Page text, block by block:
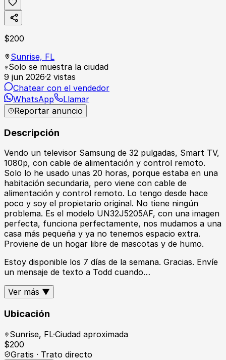
$200
Sunrise, FL
Solo se muestra la ciudad
9 jun 2026·2 vistas
Chatear con el vendedor
WhatsApp
Llamar
Reportar anuncio
Descripción
Vendo un televisor Samsung de 32 pulgadas, Smart TV,
1080p, con cable de alimentación y control remoto.
Solo lo he usado unas 20 horas, porque estaba en una
habitación secundaria, pero viene con cable de
alimentación y control remoto. Lo tengo desde hace
poco y soy el propietario original. No tiene ningún
problema. Es el modelo UN32J5205AF, con una imagen
perfecta, funciona perfectamente, nos mudamos a una
casa más pequeña y ya no tenemos espacio extra.
Proviene de un hogar libre de mascotas y de humo.
Estoy disponible los 7 días de la semana. Gracias. Envíe
un mensaje de texto a Todd cuando…
Ver más ▼
Ubicación
Sunrise, FL·Ciudad aproximada
$200
Gratis · Trato directo